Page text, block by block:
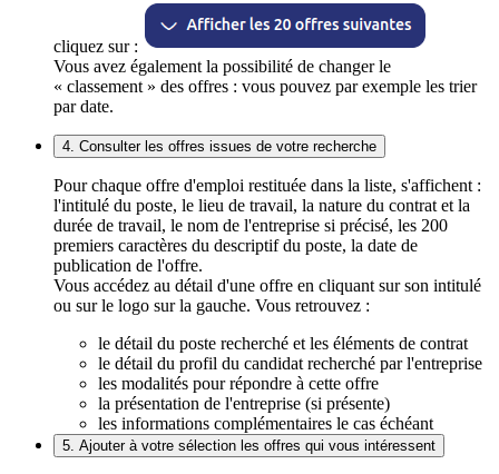
cliquez sur :
Vous avez également la possibilité de changer le
« classement » des offres : vous pouvez par exemple les trier
par date.
4. Consulter les offres issues de votre recherche
Pour chaque offre d'emploi restituée dans la liste, s'affichent :
l'intitulé du poste, le lieu de travail, la nature du contrat et la
durée de travail, le nom de l'entreprise si précisé, les 200
premiers caractères du descriptif du poste, la date de
publication de l'offre.
Vous accédez au détail d'une offre en cliquant sur son intitulé
ou sur le logo sur la gauche. Vous retrouvez :
le détail du poste recherché et les éléments de contrat
le détail du profil du candidat recherché par l'entreprise
les modalités pour répondre à cette offre
la présentation de l'entreprise (si présente)
les informations complémentaires le cas échéant
5. Ajouter à votre sélection les offres qui vous intéressent